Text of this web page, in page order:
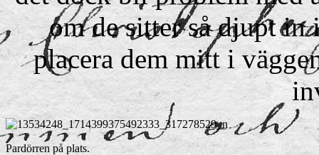
om de sitter så djupt in
placera dem mitt i
Pardörren på plats.